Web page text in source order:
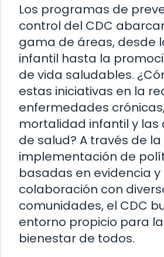
Los programas de
control del CDC
gama de áreas, desde
infantil hasta la
de vida saludables.
estas iniciativas en la
enfermedades
mortalidad infantil y las
de salud? A través de la
implementación de
basadas en evidencia y
colaboración con
comunidades, el CDC
entorno propicio para
bienestar de todos.